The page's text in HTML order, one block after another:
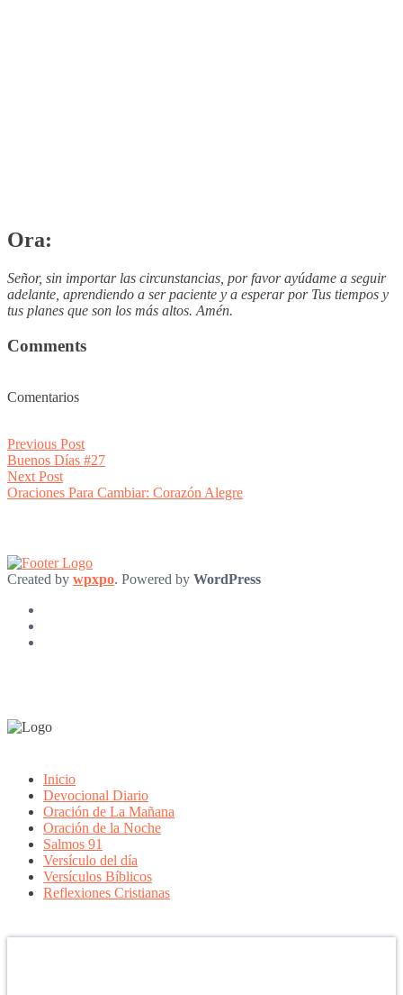
Ora:
Señor, sin importar las circunstancias, por favor ayúdame a seguir
adelante, aprendiendo a ser paciente y a esperar por Tus tiempos y
tus planes que son los más altos. Amén.
Comments
Comentarios
Post
navigation
Previous PostPrevious
post:
Buenos Días #27
Next PostNext
post:
Oraciones Para Cambiar: Corazón Alegre
Created by wpxpo. Powered by WordPress
Inicio
Devocional Diario
Oración de La Mañana
Oración de la Noche
Salmos 91
Versículo del día
Versículos Bíblicos
Reflexiones Cristianas